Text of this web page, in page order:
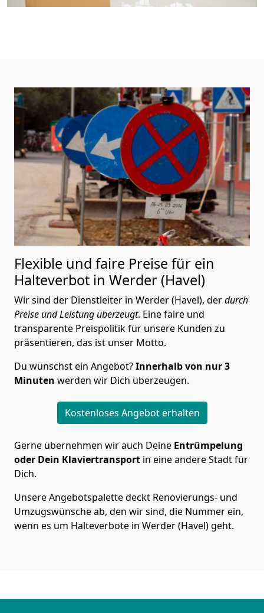
Flexible und faire Preise für ein
Halteverbot in Werder (Havel)
Wir sind der Dienstleiter in Werder (Havel), derdurch
Preise und Leistung überzeugt. Eine faire und
transparente Preispolitik für unsere Kunden zu
präsentieren, das ist unser Motto.
Du wünschst ein Angebot?Innerhalb von nur 3
Minuten werden wir Dich überzeugen.
Kostenloses Angebot erhalten
Gerne übernehmen wir auch Deine Entrümpelung
oder Dein Klaviertransport in eine andere Stadt für
Dich.
Unsere Angebotspalette deckt Renovierungs- und
Umzugswünsche ab, den wir sind, die Nummer ein,
wenn es um Halteverbote in Werder (Havel) geht.